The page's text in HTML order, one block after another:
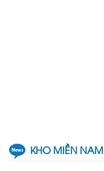
KHO MIỀN NAM